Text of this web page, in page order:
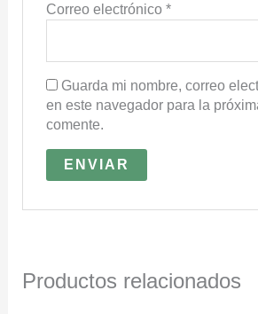
Correo electrónico*
Guarda mi nombre, correo
en este navegador para la
comente.
Productos relacionados